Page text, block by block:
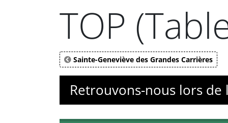
TOP
Sainte-Geneviève des Grandes Carrières
Retrouvons-nous lors de